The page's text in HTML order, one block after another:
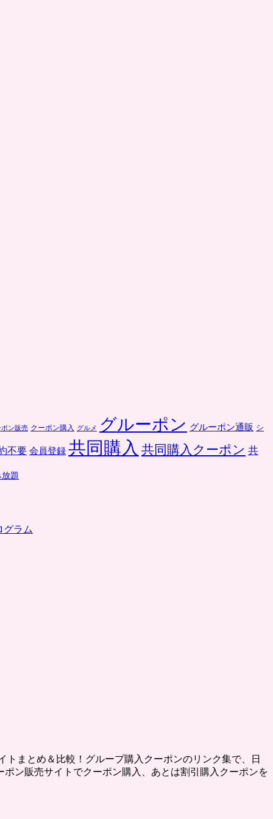
ポン販売 クーポン購入 グルメ グルーポン グルーポン通販 シ
不要 会員登録 共同購入 共同購入クーポン 共
題
グラム
トまとめ＆比較！グループ購入クーポンのリンク集で、日
ン販売サイトでクーポン購入、あとは割引購入クーポンを